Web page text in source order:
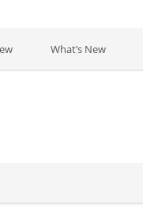
What’s New